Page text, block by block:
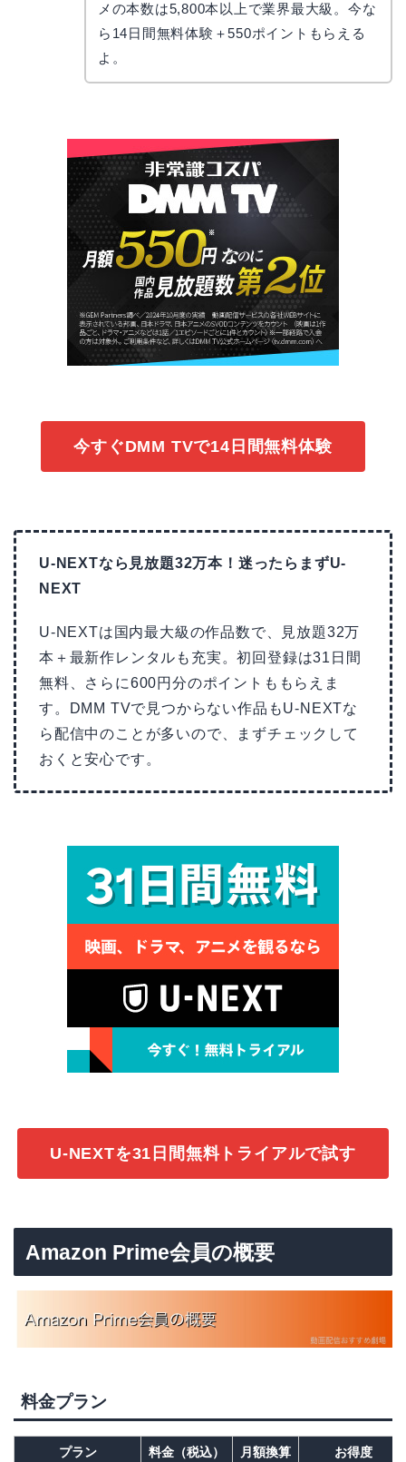
メの本数は5,800本以上で業界最大級。今な
ら14日間無料体験＋550ポイントもらえる
よ。
今すぐDMM TVで14日間無料体験
U-NEXTなら見放題32万本！迷ったらまずU-
NEXT
U-NEXTは国内最大級の作品数で、見放題32万
本＋最新作レンタルも充実。初回登録は31日間
無料、さらに600円分のポイントももらえま
す。DMM TVで見つからない作品もU-NEXTな
ら配信中のことが多いので、まずチェックして
おくと安心です。
U-NEXTを31日間無料トライアルで試す
Amazon Prime会員の概要
料金プラン
プラン 料金（税込） 月額換算 お得度